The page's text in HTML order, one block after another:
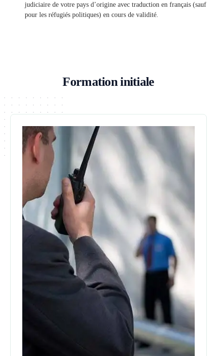
judiciaire de votre pays d’origine avec traduction en français (sauf
pour les réfugiés politiques) en cours de validité.
Formation initiale